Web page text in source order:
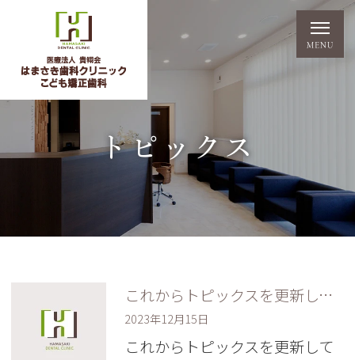
トピックス
これからトピックスを更新していきます。
2023年12月15日
これからトピックスを更新して